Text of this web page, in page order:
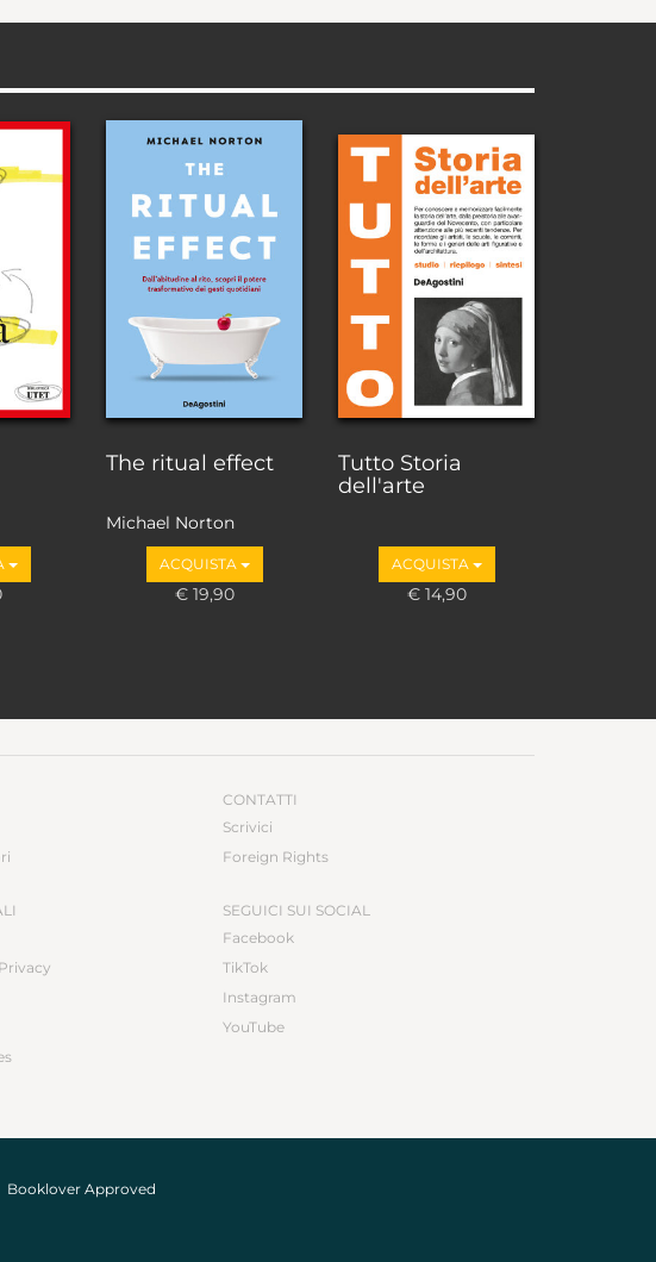
The ritual effect
Michael Norton
ACQUISTA
€ 19,90
Tutto Storia
dell'arte
ACQUISTA
€ 14,90
CONTATTI
Scrivici
Foreign Rights
SEGUICI SUI SOCIAL
Facebook
TikTok
Instagram
YouTube
Booklover Approved